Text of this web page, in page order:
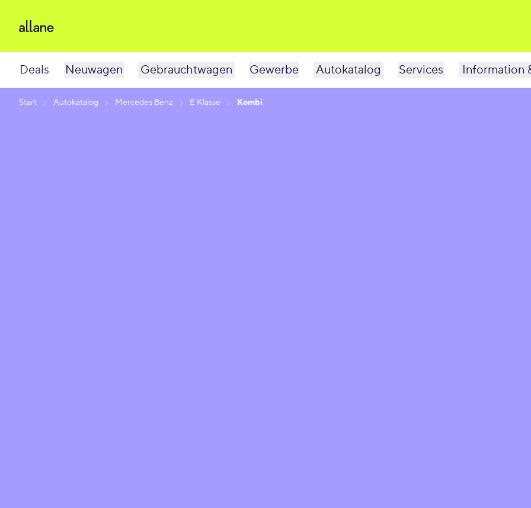
Deals Neuwagen Gebrauchtwagen Gewerbe Autokatalog Services Information
Start Autokatalog Mercedes Benz E Klasse Kombi